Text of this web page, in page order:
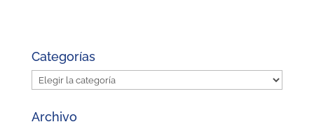
Categorías
Categorías
Archivo